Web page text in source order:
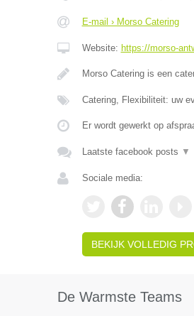
E-mail › Morso Catering
Website: https://morso-
Morso Catering is een
Catering, Flexibiliteit: uw
Er wordt gewerkt op
Laatste facebook posts ▼
Sociale media:
BEKIJK VOLLEDIG
De Warmste Teams